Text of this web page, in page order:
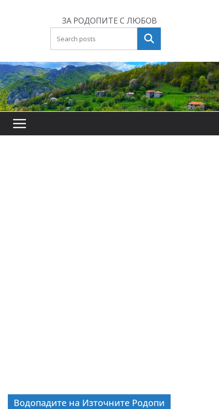
ЗА РОДОПИТЕ С ЛЮБОВ
Търсене
Водопадите на Източните Родопи